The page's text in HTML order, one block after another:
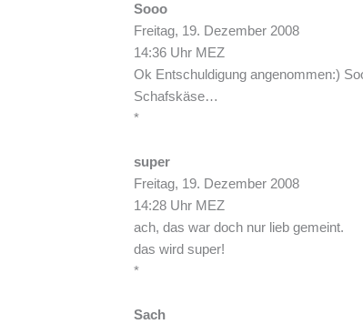
Sooo
Freitag, 19. Dezember 2008
14:36 Uhr MEZ
Ok Entschuldigung angenommen:)
Schafskäse…
*
super
Freitag, 19. Dezember 2008
14:28 Uhr MEZ
ach, das war doch nur lieb gemeint.
das wird super!
*
Sach